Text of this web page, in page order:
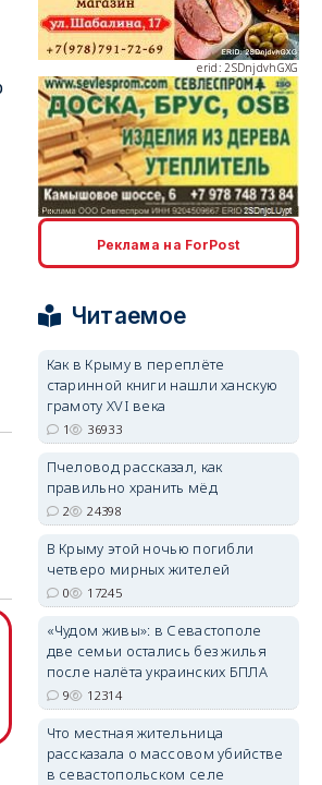
erid: 2SDnjdvhGXG
erid: 2SDnjcLUypt
erid: 2SDnjcrDNw6
erid: 2SDnjdPjgYS
Реклама на ForPost
Читаемое
Как в Крыму в переплёте
старинной книги нашли ханскую
грамоту XVI века
1 36933
Пчеловод рассказал, как
правильно хранить мёд
2 24398
В Крыму этой ночью погибли
четверо мирных жителей
0 17245
«Чудом живы»: в Севастополе
две семьи остались без жилья
после налёта украинских БПЛА
9 12314
Что местная жительница
рассказала о массовом убийстве
в севастопольском селе